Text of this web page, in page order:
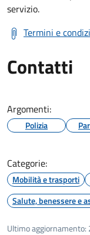
servizio.
Termini e
Contatti
Argomenti:
Polizia
Categorie:
Mobilità e trasporti
Salute, benessere e
Ultimo aggiornamento: